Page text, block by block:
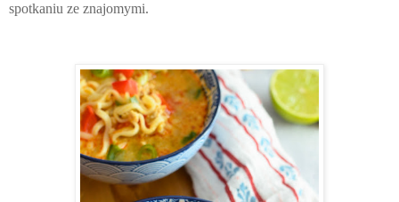
spotkaniu ze znajomymi.